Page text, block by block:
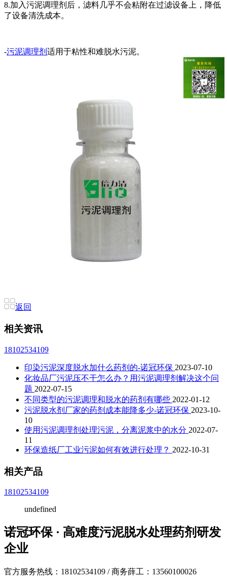
8.加入污泥调理剂后，滤料几乎不会粘附在过滤设备上，降低
了设备清洗成本。
-污泥调理剂 适用于粘性和难脱水污泥。
返回
相关资讯
18102534109
印染污泥深度脱水加什么药剂的-诺冠环保 2023-07-10
化妆品厂污泥压不干怎么办？用污泥调理剂解决这个问
题 2022-07-15
不同类型的污泥调理和脱水的药剂有哪些 2022-01-12
污泥脱水剂厂家的药剂成本能降多少-诺冠环保 2023-10-
10
使用污泥调理剂处理污泥，分离泥浆中的水分 2022-07-
11
环保造纸厂工业污泥如何有效进行处理？ 2022-10-31
相关产品
18102534109
undefined
诺冠环保 · 高难度污泥脱水处理药剂研发
企业
官方服务热线：18102534109 / 商务薛工：13560100026